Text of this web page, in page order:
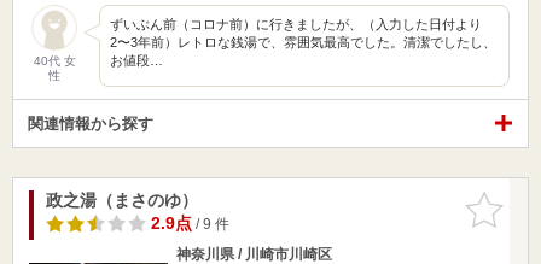
40代 女
性
ずいぶん前（コロナ前）に行きましたが、（入力した日付より
2〜3年前）レトロな銭湯で、雰囲気最高でした。清潔でしたし、
お値段…
関連情報から探す
お気に入
りに追加
政之湯（まさのゆ）
2.9点/ 9 件
神奈川県 / 川崎市川崎区